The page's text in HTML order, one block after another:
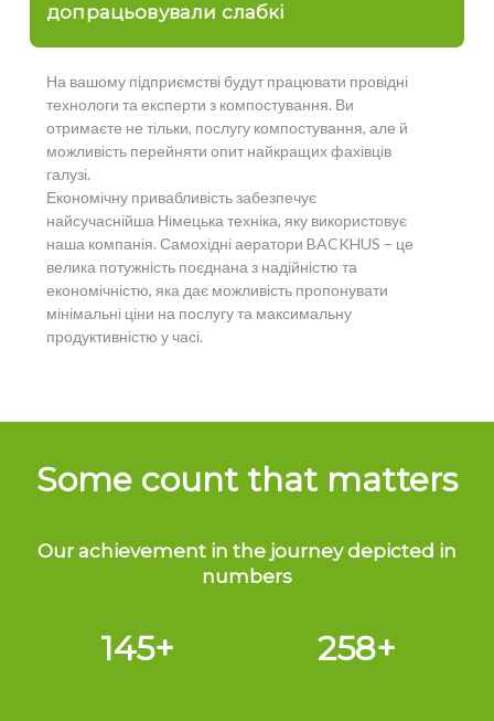
допрацьовували слабкі
На вашому підприємстві будут працювати провідні
технологи та експерти з компостування. Ви
отримаєте не тільки, послугу компостування, але й
можливість перейняти опит найкращих фахівців
галузі.
Економічну привабливість забезпечує
найсучаснійша Німецька техніка, яку використовує
наша компанія. Самохідні аератори BACKHUS – це
велика потужність поєднана з надійністю та
економічністю, яка дає можливість пропонувати
мінімальні ціни на послугу та максимальну
продуктивністю у часі.
Some count that matters
Our achievement in the journey depicted in
numbers
145+ 258+